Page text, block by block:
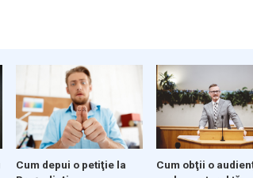
Cum depui o petiţie la
Cum obţii o